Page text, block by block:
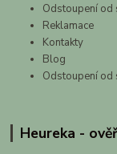
Odstoupení od
Reklamace
Kontakty
Blog
Odstoupení od
Heureka -